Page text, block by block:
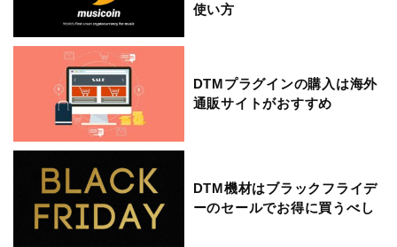
使い方
DTMプラグインの購入は海外
通販サイトがおすすめ
DTM機材はブラックフライデ
ーのセールでお得に買うべし